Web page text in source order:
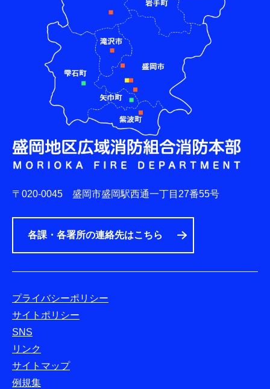
〒020-0045 盛岡市盛岡駅西通一丁目27番55号
各課・各署所の連絡先はこちら
プライバシーポリシー
サイトポリシー
SNS
リンク
サイトマップ
例規集